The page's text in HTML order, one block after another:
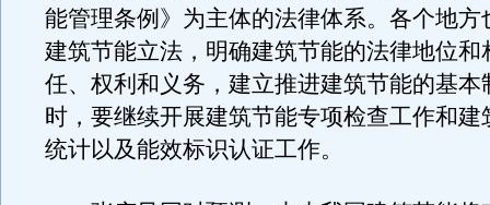
能管理条例》为主体的法律体系。各个地方
建筑节能立法，明确建筑节能的法律地位和
任、权利和义务，建立推进建筑节能的基本
时，要继续开展建筑节能专项检查工作和建
统计以及能效标识认证工作。